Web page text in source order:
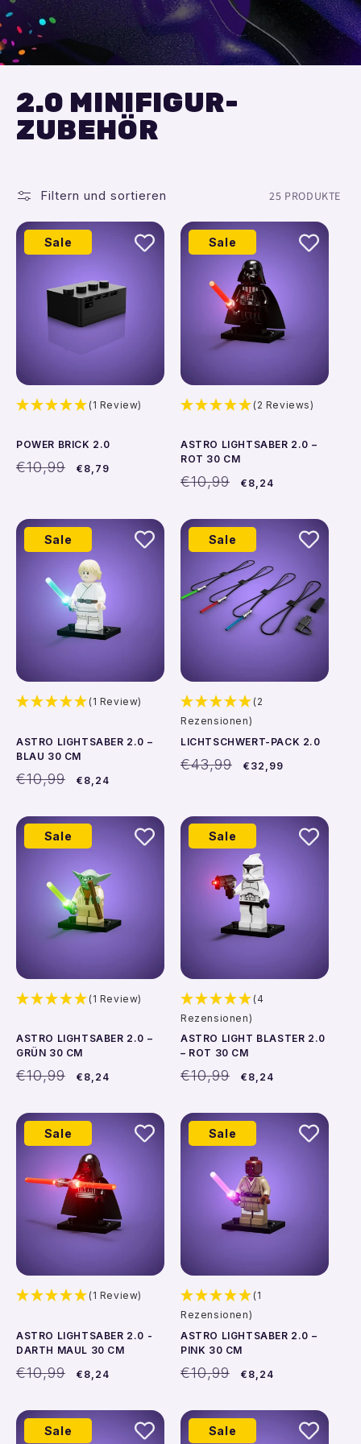
2.0 MINIFIGUR-
ZUBEHÖR
Filtern und sortieren 25 PRODUKTE
In den Warenkorb
Sale
(1 Review)
POWER BRICK 2.0
Normaler
Preis
€10,99 Verkaufspreis
€8,79
In den Warenkorb
Sale
(2 Reviews)
ASTRO LIGHTSABER 2.0 –
ROT 30 CM
Normaler
Preis
€10,99 Verkaufspreis
€8,24
Sale
(1 Review)
ASTRO LIGHTSABER 2.0 –
BLAU 30 CM
Normaler
Preis
€10,99 Verkaufspreis
€8,24
Sale
(2
Rezensionen)
LICHTSCHWERT-PACK 2.0
Normaler
€43,99 Verkaufspreis
€32,99
Sale
(1 Review)
ASTRO LIGHTSABER 2.0 –
GRÜN 30 CM
Normaler
Preis
€10,99 Verkaufspreis
€8,24
Sale
(4
Rezensionen)
ASTRO LIGHT BLASTER 2.0
– ROT 30 CM
Normaler
Preis
€10,99 Verkaufspreis
€8,24
Sale
(1 Review)
ASTRO LIGHTSABER 2.0 -
DARTH MAUL 30 CM
Normaler
Preis
€10,99 Verkaufspreis
€8,24
Sale
(1
Rezensionen)
ASTRO LIGHTSABER 2.0 –
PINK 30 CM
Normaler
Preis
€10,99 Verkaufspreis
€8,24
Sale Sale